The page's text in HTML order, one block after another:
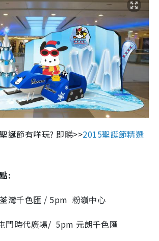
誕節有咩玩? 即睇>>2015聖誕節精選
:
灣千色匯 / 5pm 粉嶺中心
門時代廣場/ 5pm 元朗千色匯